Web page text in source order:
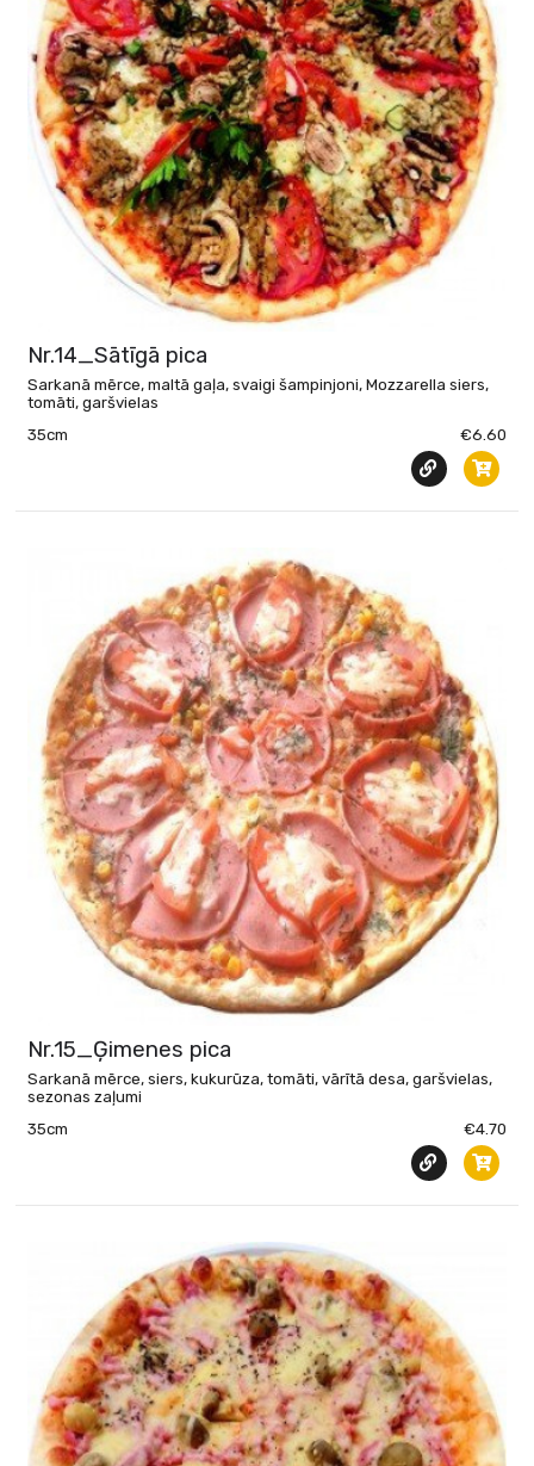
Nr.14_Sātīgā pica
Sarkanā mērce, maltā gaļa, svaigi šampinjoni, Mozzarella siers,
tomāti, garšvielas
35cm
€6.60
Nr.15_Ģimenes pica
Sarkanā mērce, siers, kukurūza, tomāti, vārītā desa, garšvielas,
sezonas zaļumi
35cm
€4.70